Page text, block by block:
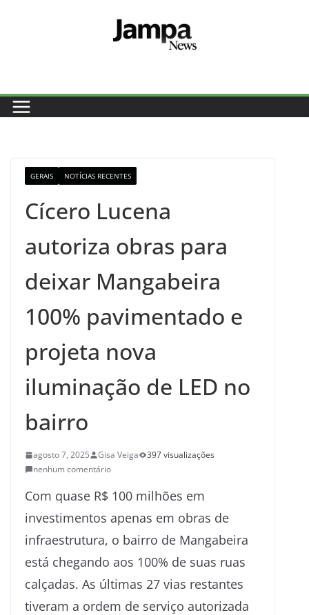
GERAIS NOTÍCIAS RECENTES
Cícero Lucena
autoriza obras para
deixar Mangabeira
100% pavimentado e
projeta nova
iluminação de LED no
bairro
agosto 7, 2025 Gisa Veiga
397 visualizações
nenhum comentário
Com quase R$ 100 milhões em
investimentos apenas em obras de
infraestrutura, o bairro de Mangabeira
está chegando aos 100% de suas ruas
calçadas. As últimas 27 vias restantes
tiveram a ordem de serviço autorizada